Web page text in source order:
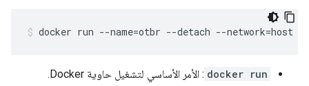
docker run --name=otbr --detach --network=host
docker run : الأمر الأساسي لتشغيل حاوية Docker.